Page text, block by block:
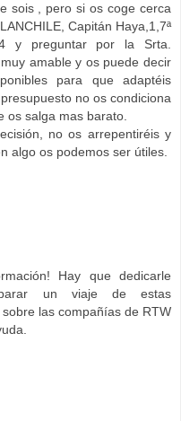
sois , pero si os coge cerca
Capitán Haya,1,7ª
y preguntar por la Srta.
amable y os puede decir
para que adaptéis
no os condiciona
os salga mas barato.
no os arrepentiréis y
algo os podemos ser útiles.
Hay que dedicarle
un viaje de estas
las compañías de RTW